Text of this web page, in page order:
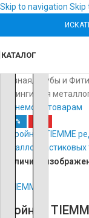
Skip to navigation Skip
КАТАЛОГ
Главная/ Трубы и
Фитинги для
Вернемся к товарам
-60%
увеличить
Тройник